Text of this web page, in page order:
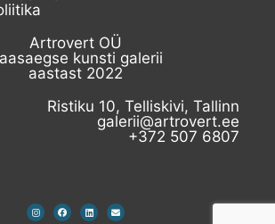
Artrovert OÜ
kunsti galerii
aastast 2022
Ristiku 10, Telliskivi, Tallinn
galerii@artrovert.ee
+372 507 6807​
n
s
t
a
c
e
i
n
k
n
v
e